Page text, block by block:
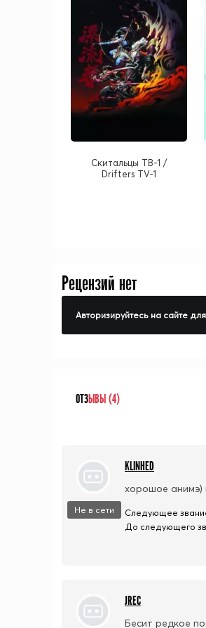
Скитальцы ТВ-1 /
Drifters TV-1
Рецензий нет
Авторизируйтесь на сайте
ОТЗЫВЫ (4)
Не в сети
KLINHED
хорошое анимэ)
Следующее
До следующего
JREC
Бесит редкое